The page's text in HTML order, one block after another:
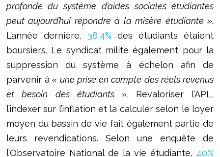
profonde du système d’aides sociales étudiantes
peut aujourd’hui répondre à la misère étudiante ».
L’année dernière, 38,4% des étudiants étaient
boursiers. Le syndicat milite également pour la
suppression du système à échelon afin de
parvenir à « une prise en compte des réels revenus
et besoin des étudiants ». Revaloriser l’APL,
l’indexer sur l’inflation et la calculer selon le loyer
moyen du bassin de vie fait également partie de
leurs revendications. Selon une enquête de
l’Observatoire National de la vie étudiante, 40%